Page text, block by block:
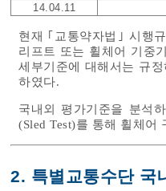
14.04.11
현재 ｢교통약자법｣ 시행
리프트 또는 휠체어 기중
세부기준에 대해서는 규
하였다.
국내외 평가기준을 분석
(Sled Test)를 통해 휠체어
2. 특별교통수단 국